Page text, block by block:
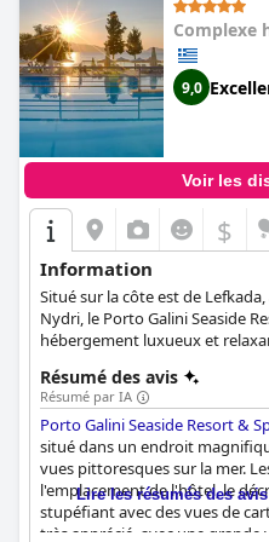
Complexe
9,0
Voir les
$
Information
Situé sur la côte est de
Nydri, le Porto Galini Seaside
hébergement luxueux et
de bien-être, de nombreuses
âges et un service de premier
vacances à Lefkada les plus
Résumé des avis
Résumé par IA
Porto Galini Seaside Resort &
situé dans un endroit
vues pittoresques sur la mer.
l'emplacement de l'hôtel, le
stupéfiant avec des vues de
très apprécié, avec une
Lire les résumés des